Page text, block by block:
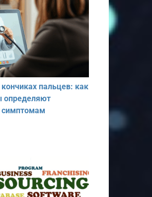
пальцев: как
определяют
симптомам